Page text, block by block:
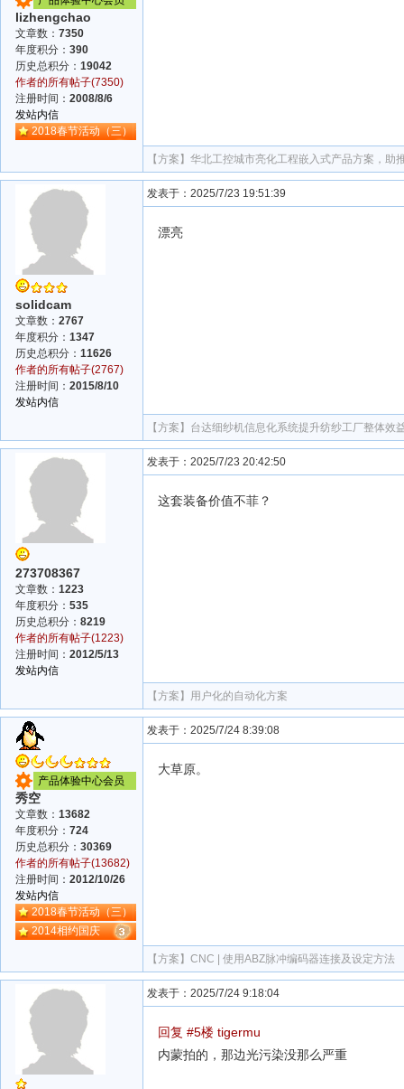
lizhengchao
文章数： 7350
年度积分： 390
历史总积分： 19042
作者的所有帖子(7350)
注册时间： 2008/8/6
发站内信
2018春节活动（三）
【方案】 华北工控城市亮化工程嵌入式产品方案，助
solidcam
文章数： 2767
年度积分： 1347
历史总积分： 11626
作者的所有帖子(2767)
注册时间： 2015/8/10
发站内信
发表于：2025/7/23 19:51:39
漂亮
【方案】 台达细纱机信息化系统提升纺纱工厂整体效
273708367
文章数： 1223
年度积分： 535
历史总积分： 8219
作者的所有帖子(1223)
注册时间： 2012/5/13
发站内信
发表于：2025/7/23 20:42:50
这套装备价值不菲？
【方案】 用户化的自动化方案
产品体验中心会员
秀空
文章数： 13682
年度积分： 724
历史总积分： 30369
作者的所有帖子(13682)
注册时间： 2012/10/26
发站内信
2018春节活动（三）
2014相约国庆
发表于：2025/7/24 8:39:08
大草原。
【方案】 CNC | 使用ABZ脉冲编码器连接及设定方法
发表于：2025/7/24 9:18:04
回复 #5楼 tigermu
内蒙拍的，那边光污染没那么严重